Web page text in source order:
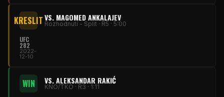
KRESLITVS. MAGOMED ANKALAJEV
Rozhodnutí - Split · R5 · 5:00
UFC
282
2022-
12-10
WIN VS. ALEKSANDAR RAKIĆ
KNO/TKO · R3 · 1:11